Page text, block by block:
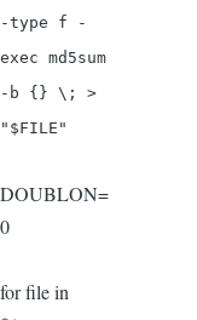
-type f -
exec md5sum
-b {} \; >
"$FILE"
DOUBLON=
0
for file in